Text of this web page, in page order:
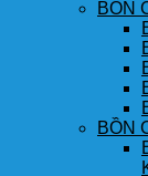
BỒN
BỒN